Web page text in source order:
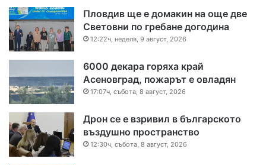
Пловдив ще е домакин на още две
Световни по гребане догодина
12:22ч, неделя, 9 август, 2026
6000 декара горяха край
Асеновград, пожарът е овладян
17:07ч, събота, 8 август, 2026
Дрон се е взривил в българското
въздушно пространство
12:30ч, събота, 8 август, 2026